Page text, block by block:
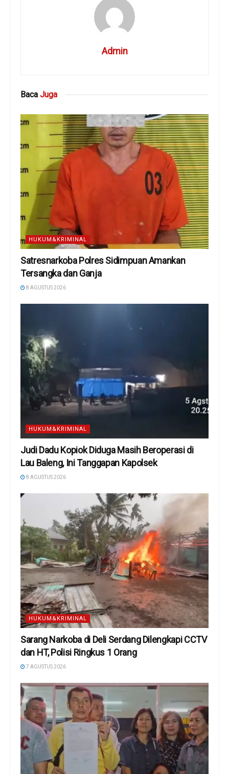
Admin
Baca Juga
HUKUM&KRIMINAL
Satresnarkoba Polres Sidimpuan Amankan
Tersangka dan Ganja
8 AGUSTUS 2026
HUKUM&KRIMINAL
Judi Dadu Kopiok Diduga Masih Beroperasi di
Lau Baleng, Ini Tanggapan Kapolsek
8 AGUSTUS 2026
HUKUM&KRIMINAL
Sarang Narkoba di Deli Serdang Dilengkapi CCTV
dan HT, Polisi Ringkus 1 Orang
7 AGUSTUS 2026